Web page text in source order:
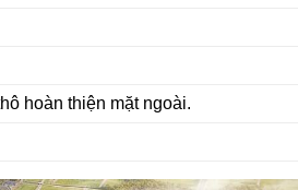
hoàn thiện mặt ngoài.